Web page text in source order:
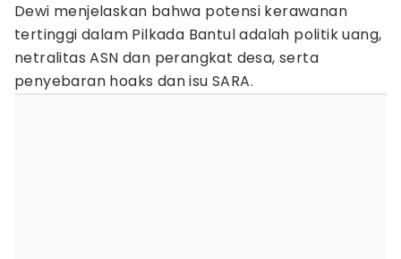
Dewi menjelaskan bahwa potensi kerawanan
tertinggi dalam Pilkada Bantul adalah politik uang,
netralitas ASN dan perangkat desa, serta
penyebaran hoaks dan isu SARA.